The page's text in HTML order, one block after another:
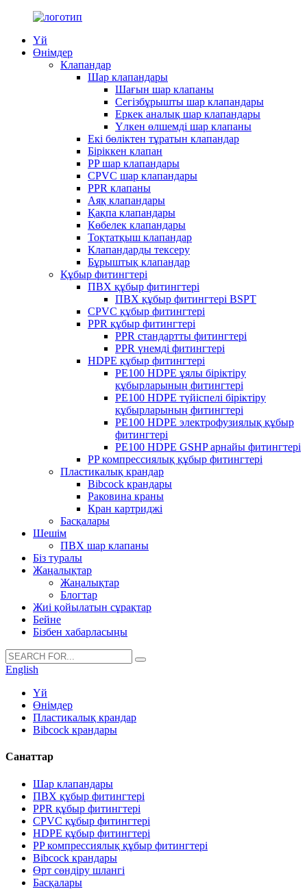
Үй
Өнімдер
Клапандар
Шар клапандары
Шағын шар клапаны
Сегізбұрышты шар клапандары
Еркек аналық шар клапандары
Үлкен өлшемді шар клапаны
Екі бөліктен тұратын клапандар
Біріккен клапан
PP шар клапандары
CPVC шар клапандары
PPR клапаны
Аяқ клапандары
Қақпа клапандары
Көбелек клапандары
Тоқтатқыш клапандар
Клапандарды тексеру
Бұрыштық клапандар
Құбыр фитингтері
ПВХ құбыр фитингтері
ПВХ құбыр фитингтері BSPT
CPVC құбыр фитингтері
PPR құбыр фитингтері
PPR стандартты фитингтері
PPR үнемді фитингтері
HDPE құбыр фитингтері
PE100 HDPE ұялы біріктіру
құбырларының фитингтері
PE100 HDPE түйіспелі біріктіру
құбырларының фитингтері
PE100 HDPE электрофузиялық құбыр
фитингтері
PE100 HDPE GSHP арнайы фитингтері
PP компрессиялық құбыр фитингтері
Пластикалық крандар
Bibcock крандары
Раковина краны
Кран картриджі
Басқалары
Шешім
ПВХ шар клапаны
Біз туралы
Жаңалықтар
Жаңалықтар
Блогтар
Жиі қойылатын сұрақтар
Бейне
Бізбен хабарласыңы
English
Үй
Өнімдер
Пластикалық крандар
Bibcock крандары
Санаттар
Шар клапандары
ПВХ құбыр фитингтері
PPR құбыр фитингтері
CPVC құбыр фитингтері
HDPE құбыр фитингтері
PP компрессиялық құбыр фитингтері
Bibcock крандары
Өрт сөндіру шлангі
Басқалары